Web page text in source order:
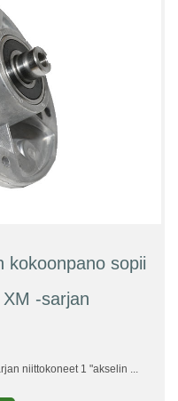
kokoonpano sopii
-sarjan
niittokoneet 1 "akselin ...